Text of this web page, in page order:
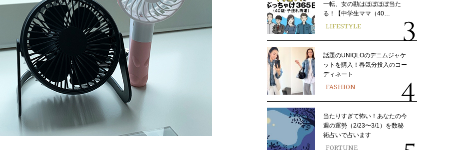
一転、女の勘はほぼほぼ当た
る！【中学生ママ（40…
LIFESTYLE
話題のUNIQLOのデニムジャケ
ットを購入！春気分投入のコー
ディネート
FASHION
当たりすぎて怖い！あなたの今
週の運勢（2/23〜3/1）を数秘
術占いで占います
FORTUNE